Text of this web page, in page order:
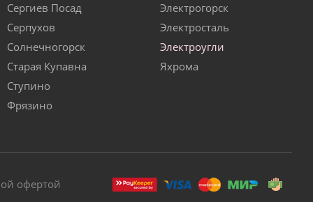
Сергиев Посад
Серпухов
Солнечногорск
Старая Купавна
Ступино
Фрязино
Электрогорск
Электросталь
Электроугли
Яхрома
офертой